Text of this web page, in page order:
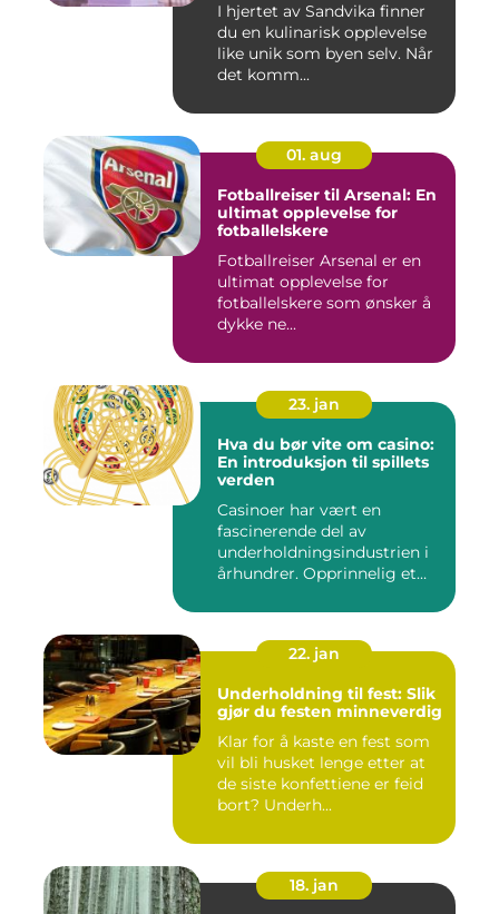
I hjertet av Sandvika finner
du en kulinarisk opplevelse
like unik som byen selv. Når
det komm...
01. aug
Fotballreiser til Arsenal: En
ultimat opplevelse for
fotballelskere
Fotballreiser Arsenal er en
ultimat opplevelse for
fotballelskere som ønsker å
dykke ne...
23. jan
Hva du bør vite om casino:
En introduksjon til spillets
verden
Casinoer har vært en
fascinerende del av
underholdningsindustrien i
århundrer. Opprinnelig et
22. jan
Underholdning til fest: Slik
gjør du festen minneverdig
Klar for å kaste en fest som
vil bli husket lenge etter at
de siste konfettiene er feid
bort? Underh...
18. jan